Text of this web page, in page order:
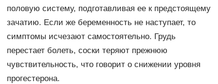
половую систему, подготавливая ее к предстоящему
зачатию. Если же беременность не наступает, то
симптомы исчезают самостоятельно. Грудь
перестает болеть, соски теряют прежнюю
чувствительность, что говорит о снижении уровня
прогестерона.